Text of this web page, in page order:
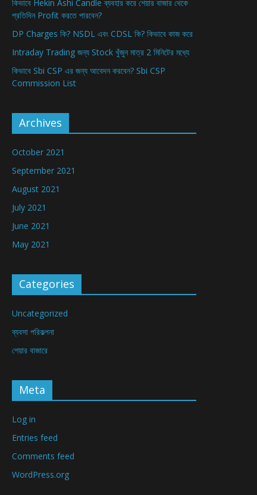
কিভাবে Hekin Ashi Candle ব্যবহার করে শেয়ার বাজার থেকে
প্রতিদিন Profit করতে পারবেন?
DP Charges কি? NSDL এবং CDSL কি? কিভাবে কাজ করে
Intraday Trading জন্য Stock খুঁজুন মাত্র 2 মিনিটের মধ্যে
কিভাবে Sbi CSP এর জন্য আবেদন করবেন? Sbi CSP
Commission List
Archives
October 2021
September 2021
August 2021
July 2021
June 2021
May 2021
Categories
Uncategorized
ব্যবসা পরিকল্পনা
শেয়ার বাজারে
Meta
Log in
Entries feed
Comments feed
WordPress.org